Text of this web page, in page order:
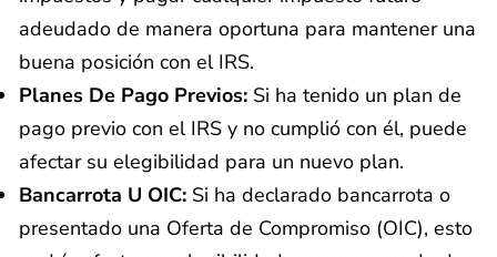
adeudado de manera oportuna para mantener una
buena posición con el IRS.
Planes De Pago Previos: Si ha tenido un plan de
pago previo con el IRS y no cumplió con él, puede
afectar su elegibilidad para un nuevo plan.
Bancarrota U OIC: Si ha declarado bancarrota o
presentado una Oferta de Compromiso (OIC), esto